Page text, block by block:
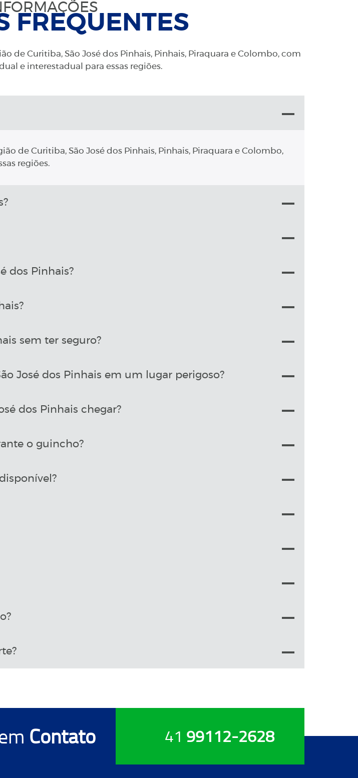
FREQUENTES
de Curitiba, São José dos Pinhais, Pinhais, Piraquara e Colombo, com
e interestadual para essas regiões.
de Curitiba, São José dos Pinhais, Pinhais, Piraquara e Colombo,
regiões.
dos Pinhais?
sem ter seguro?
José dos Pinhais em um lugar perigoso?
dos Pinhais chegar?
o guincho?
Contato 41 99112-2628